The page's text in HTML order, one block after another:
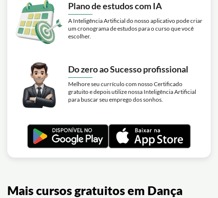
Plano de estudos com IA
A Inteligência Artificial do nosso aplicativo pode criar
um cronograma de estudos para o curso que você
escolher.
Do zero ao Sucesso profissional
Melhore seu currículo com nosso Certificado
gratuito e depois utilize nossa Inteligência Artificial
para buscar seu emprego dos sonhos.
Mais cursos gratuitos em Dança